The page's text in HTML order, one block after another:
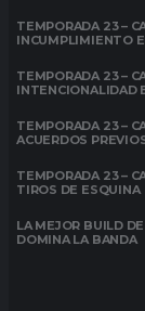
TEMPORADA 23 –
INCUMPLIMIENTO
TEMPORADA 23 –
INTENCIONALIDAD
TEMPORADA 23 –
ACUERDOS
TEMPORADA 23 –
TIROS DE ESQUINA
LA MEJOR BUILD
DOMINA LA BANDA